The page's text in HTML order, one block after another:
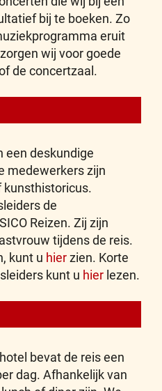
bij te boeken. Zo
eruit
wij voor goede
de concertzaal.
een deskundige
medewerkers zijn
kunsthistoricus.
de
Reizen. Zij zijn
tijdens de reis.
kunt u hierzien. Korte
kunt u hier lezen.
bevat de reis een
dag. Afhankelijk van